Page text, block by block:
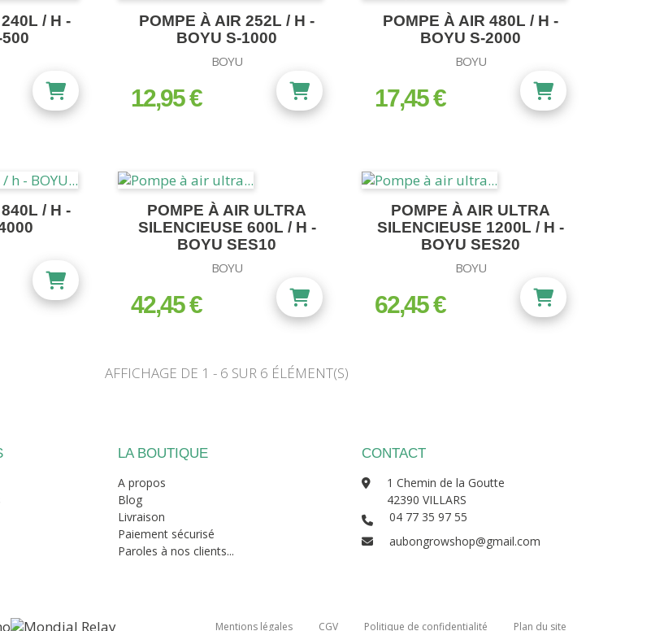
/ H -
POMPE À AIR 252L / H -
BOYU S-1000
BOYU
prix
12,95 €
POMPE À AIR 480L / H -
BOYU S-2000
BOYU
prix
17,45 €
/ H -
POMPE À AIR ULTRA
SILENCIEUSE 600L / H -
BOYU SES10
BOYU
prix
42,45 €
POMPE À AIR ULTRA
SILENCIEUSE 1200L / H -
BOYU SES20
BOYU
prix
62,45 €
AFFICHAGE DE 1 - 6 SUR 6 ÉLÉMENT(S)
LA BOUTIQUE
A propos
Blog
Livraison
Paiement sécurisé
Paroles à nos clients...
CONTACT
1 Chemin de la Goutte
42390 VILLARS
04 77 35 97 55
aubongrowshop@gmail.com
Mentions légales CGV Politique de confidentialité Plan du site